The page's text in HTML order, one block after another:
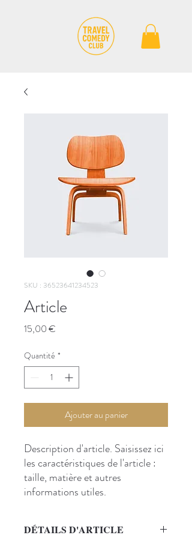
SKU : 36523641234523
Article
15,00 €
Quantité *
Ajouter au panier
Description d'article. Saisissez ici
les caractéristiques de l'article :
taille, matière et autres
informations utiles.
DÉTAILS D'ARTICLE